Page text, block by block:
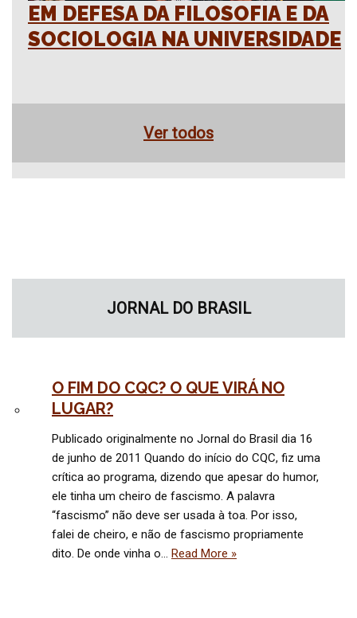
EM DEFESA DA FILOSOFIA E DA
SOCIOLOGIA NA UNIVERSIDADE
Ver todos
JORNAL DO BRASIL
O FIM DO CQC? O QUE VIRÁ NO
LUGAR?
Publicado originalmente no Jornal do Brasil dia 16
de junho de 2011 Quando do início do CQC, fiz uma
crítica ao programa, dizendo que apesar do humor,
ele tinha um cheiro de fascismo. A palavra
“fascismo” não deve ser usada à toa. Por isso,
falei de cheiro, e não de fascismo propriamente
dito. De onde vinha o… Read More »